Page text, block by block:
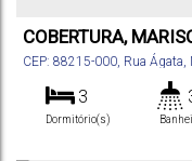
COBERTURA,
CEP: 88215-000, Rua Ágata,
3
Dormitório(s)